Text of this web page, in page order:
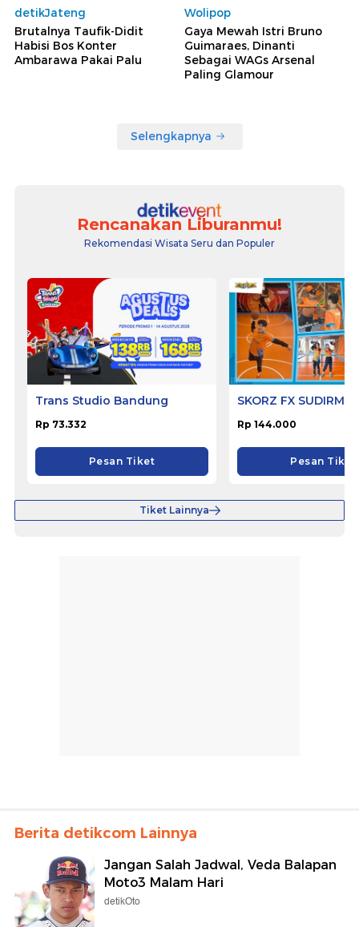
detikJateng
Brutalnya Taufik-Didit
Habisi Bos Konter
Ambarawa Pakai Palu
Wolipop
Gaya Mewah Istri Bruno
Guimaraes, Dinanti
Sebagai WAGs Arsenal
Paling Glamour
Selengkapnya
Rencanakan Liburanmu!
Rekomendasi Wisata Seru dan Populer
Trans Studio Bandung
Rp 73.332
Pesan Tiket
SKORZ FX
Rp 144.000
Pesan Tiket
Tiket Lainnya
Berita detikcom Lainnya
Jangan Salah Jadwal, Veda Balapan
Moto3 Malam Hari
detikOto